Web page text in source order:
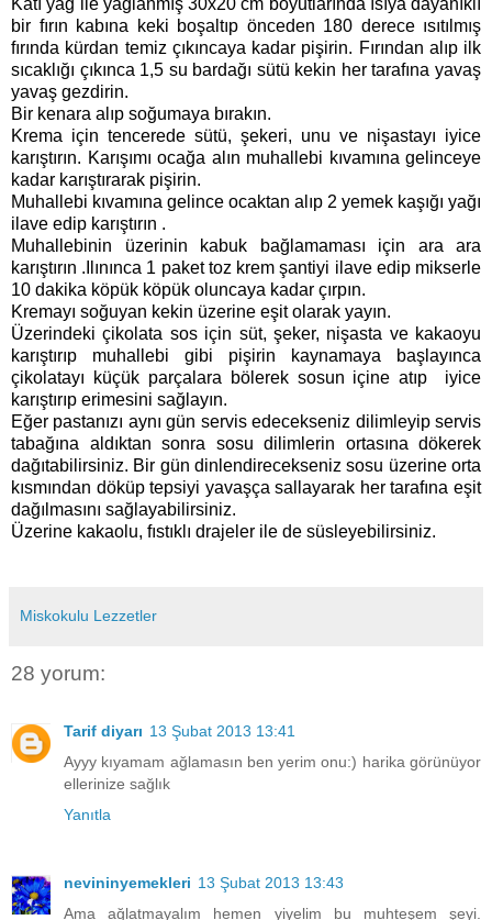
Katı yağ ile yağlanmış 30x20 cm boyutlarında ısıya dayanıklı
bir fırın kabına keki boşaltıp önceden 180 derece ısıtılmış
fırında kürdan temiz çıkıncaya kadar pişirin. Fırından alıp ilk
sıcaklığı çıkınca 1,5 su bardağı sütü kekin her tarafına yavaş
yavaş gezdirin.
Bir kenara alıp soğumaya bırakın.
Krema için tencerede sütü, şekeri, unu ve nişastayı iyice
karıştırın. Karışımı ocağa alın muhallebi kıvamına gelinceye
kadar karıştırarak pişirin.
Muhallebi kıvamına gelince ocaktan alıp 2 yemek kaşığı yağı
ilave edip karıştırın .
Muhallebinin üzerinin kabuk bağlamaması için ara ara
karıştırın .Ilınınca 1 paket toz krem şantiyi ilave edip mikserle
10 dakika köpük köpük oluncaya kadar çırpın.
Kremayı soğuyan kekin üzerine eşit olarak yayın.
Üzerindeki çikolata sos için süt, şeker, nişasta ve kakaoyu
karıştırıp muhallebi gibi pişirin kaynamaya başlayınca
çikolatayı küçük parçalara bölerek sosun içine atıp iyice
karıştırıp erimesini sağlayın.
Eğer pastanızı aynı gün servis edecekseniz dilimleyip servis
tabağına aldıktan sonra sosu dilimlerin ortasına dökerek
dağıtabilirsiniz. Bir gün dinlendirecekseniz sosu üzerine orta
kısmından döküp tepsiyi yavaşça sallayarak her tarafına eşit
dağılmasını sağlayabilirsiniz.
Üzerine kakaolu, fıstıklı drajeler ile de süsleyebilirsiniz.
Miskokulu Lezzetler
28 yorum:
Tarif diyarı 13 Şubat 2013 13:41
Ayyy kıyamam ağlamasın ben yerim onu:) harika görünüyor
ellerinize sağlık
Yanıtla
nevininyemekleri 13 Şubat 2013 13:43
Ama ağlatmayalım hemen yiyelim bu muhteşem şeyi.